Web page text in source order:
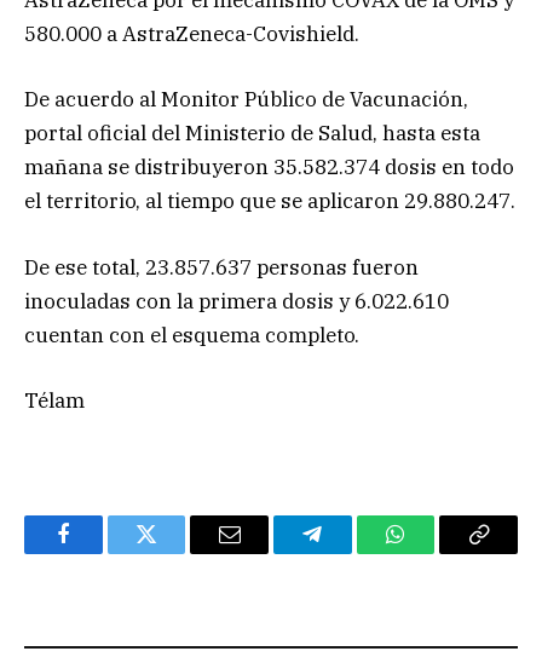
580.000 a AstraZeneca-Covishield.
De acuerdo al Monitor Público de Vacunación,
portal oficial del Ministerio de Salud, hasta esta
mañana se distribuyeron 35.582.374 dosis en todo
el territorio, al tiempo que se aplicaron 29.880.247.
De ese total, 23.857.637 personas fueron
inoculadas con la primera dosis y 6.022.610
cuentan con el esquema completo.
Télam
FacebookTwitter Email TelegramWhatsAppCopy